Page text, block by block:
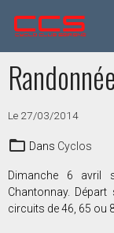
Le 27/03/2014
Dans Cyclos
Dimanche 6 avril
Chantonnay.
circuits de 46, 65 ou